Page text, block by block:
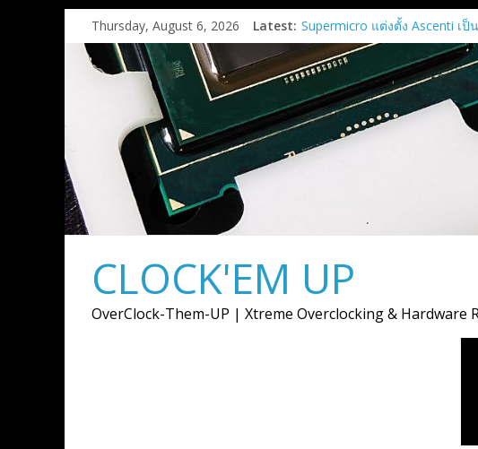
to
content
Thursday, August 6, 2026 Latest: Supermicro แต่งตั้ง Ascenti เป็น
ตัวแทนจำหน่ายอย่างเป็นทางกา
พร้อมลุยตลาด AI
พลังประมวลผล AI ตั้งแต่ระดับเริ่
จนถึงระดับซุปเปอร์คลัสเตอร์
AMD และ Anthropic ประกาศคว
ร่วมมือเชิงกลยุทธ์เพื่อเปิดใช้กราฟิ
ภาพ แต่ต้องขับเคลื่อนทุกขั้นตอน
การสร้างสรรค์
แบบครบวงจรสำหรับยุค
CLOCK'EM UP
OverClock-Them-UP | Xtreme Overclocking & Hardware